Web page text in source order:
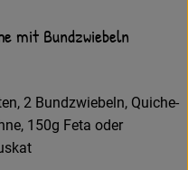
mit Bundzwiebeln
2 Bundzwiebeln, Quiche-
150g Feta oder